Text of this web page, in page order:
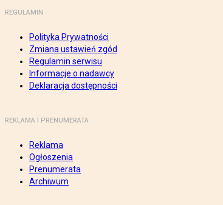
REGULAMIN
Polityka Prywatności
Zmiana ustawień zgód
Regulamin serwisu
Informacje o nadawcy
Deklaracja dostępności
REKLAMA I PRENUMERATA
Reklama
Ogłoszenia
Prenumerata
Archiwum